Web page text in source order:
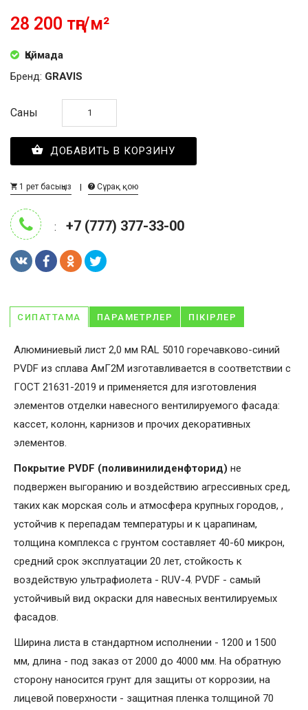
28 200 тңг/м²
Қоймада
Бренд: GRAVIS
Саны
ДОБАВИТЬ В КОРЗИНУ
1 рет басыңыз Сұрақ қою
: +7 (777) 377-33-00
СИПАТТАМА ПАРАМЕТРЛЕР ПІКІРЛЕР
Алюминиевый лист 2,0 мм RAL 5010 горечавково-синий
PVDF из сплава АмГ2М изготавливается в соответствии с
ГОСТ 21631-2019 и применяется для изготовления
элементов отделки навесного вентилируемого фасада:
кассет, колонн, карнизов и прочих декоративных
элементов.
Покрытие PVDF (поливинилиденфторид) не
подвержен выгоранию и воздействию агрессивных сред,
таких как морская соль и атмосфера крупных городов, ,
устойчив к перепадам температуры и к царапинам,
толщина комплекса с грунтом составляет 40-60 микрон,
средний срок эксплуатации 20 лет, стойкость к
воздействую ультрафиолета - RUV-4. PVDF - самый
устойчивый вид окраски для навесных вентилируемых
фасадов.
Ширина листа в стандартном исполнении - 1200 и 1500
мм, длина - под заказ от 2000 до 4000 мм. На обратную
сторону наносится грунт для защиты от коррозии, на
лицевой поверхности - защитная пленка толщиной 70